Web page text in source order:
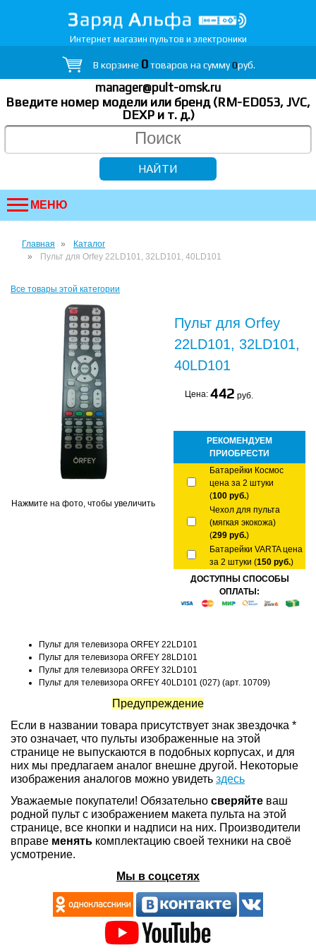
Интернет магазин пультов и электроники
В корзине 0товаров на сумму0руб.
manager@pult-omsk.ru
Введите номер модели или бренд (RM-ED053, JVC,
DEXP и т. д.)
МЕНЮ
Главная
Каталог
Пульт для Orfey 22LD101, 32LD101, 40LD101
Все товары этой категории
Нажмите на фото, чтобы увеличить
Пульт для Orfey
22LD101, 32LD101,
40LD101
Цена: 442 руб.
РЕКОМЕНДУЕМ
ПРИОБРЕСТИ
Батарейки Космос
цена за 2 штуки
(100 руб.)
Чехол для пульта
(мягкая экокожа)
(299 руб.)
Батарейки VARTA цена
за 2 штуки (150 руб.)
ДОСТУПНЫ СПОСОБЫ
ОПЛАТЫ:
Пульт для телевизора ORFEY 22LD101
Пульт для телевизора ORFEY 28LD101
Пульт для телевизора ORFEY 32LD101
Пульт для телевизора ORFEY 40LD101 (027) (арт. 10709)
Предупреждение
Если в названии товара присутствует знак звездочка *
это означает, что пульты изображенные на этой
странице не выпускаются в подобных корпусах, и для
них мы предлагаем аналог внешне другой. Некоторые
изображения аналогов можно увидеть здесь
Уважаемые покупатели! Обязательно сверяйте ваш
родной пульт с изображением макета пульта на этой
странице, все кнопки и надписи на них. Производители
вправе менять комплектацию своей техники на своё
усмотрение.
Мы в соцсетях